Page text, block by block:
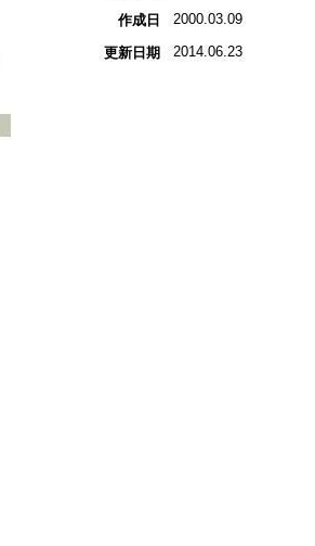
作成日 2000.03.09
更新日期 2014.06.23